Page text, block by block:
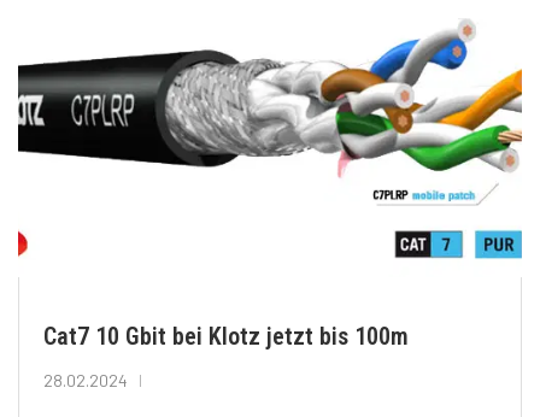
Cat7 10 Gbit bei Klotz jetzt bis 100m
28.02.2024